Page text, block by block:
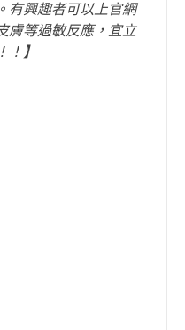
有興趣者可以上官網
膚等過敏反應，宜立
！】